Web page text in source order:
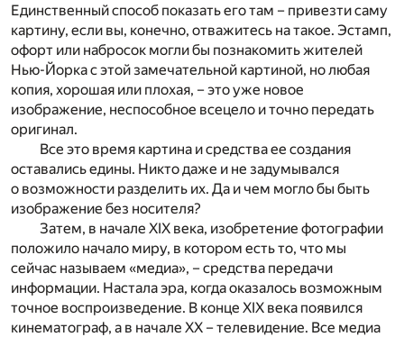
Единственный способ показать его там – привезти саму
картину, если вы, конечно, отважитесь на такое. Эстамп,
офорт или набросок могли бы познакомить жителей
Нью-Йорка с этой замечательной картиной, но любая
копия, хорошая или плохая, – это уже новое
изображение, неспособное всецело и точно передать
оригинал.
Все это время картина и средства ее создания
оставались едины. Никто даже и не задумывался
о возможности разделить их. Да и чем могло бы быть
изображение без носителя?
Затем, в начале XIX века, изобретение фотографии
положило начало миру, в котором есть то, что мы
сейчас называем «медиа», – средства передачи
информации. Настала эра, когда оказалось возможным
точное воспроизведение. В конце XIX века появился
кинематограф, а в начале XX – телевидение. Все медиа